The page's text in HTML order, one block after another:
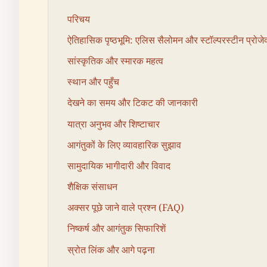
परिचय
ऐतिहासिक पृष्ठभूमि: एलिस सैलोमन और स्टॉल्परस्टीन
सांस्कृतिक और स्मारक महत्व
स्थान और पहुँच
देखने का समय और टिकट की जानकारी
यात्रा अनुभव और शिष्टाचार
आगंतुकों के लिए व्यावहारिक सुझाव
सामुदायिक भागीदारी और विवाद
शैक्षिक संसाधन
अक्सर पूछे जाने वाले प्रश्न (FAQ)
निष्कर्ष और आगंतुक सिफारिशें
स्रोत लिंक और आगे पढ़ना